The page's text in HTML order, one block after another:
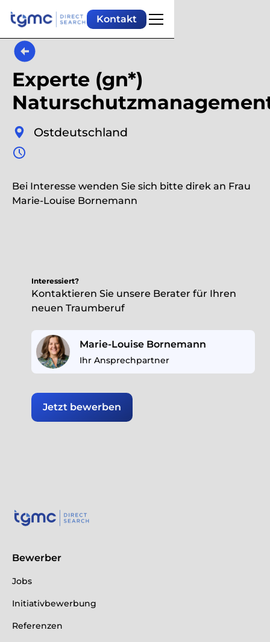
Kontakt
Experte (gn*)
Ostdeutschland
Bei Interesse wenden Sie sich bitte direk an Frau
Marie-Louise Bornemann
Interessiert?
Kontaktieren Sie unsere Berater für Ihren
neuen Traumberuf
Marie-Louise Bornemann
Ihr Ansprechpartner
Jetzt bewerben
Bewerber
Jobs
Initiativbewerbung
Referenzen